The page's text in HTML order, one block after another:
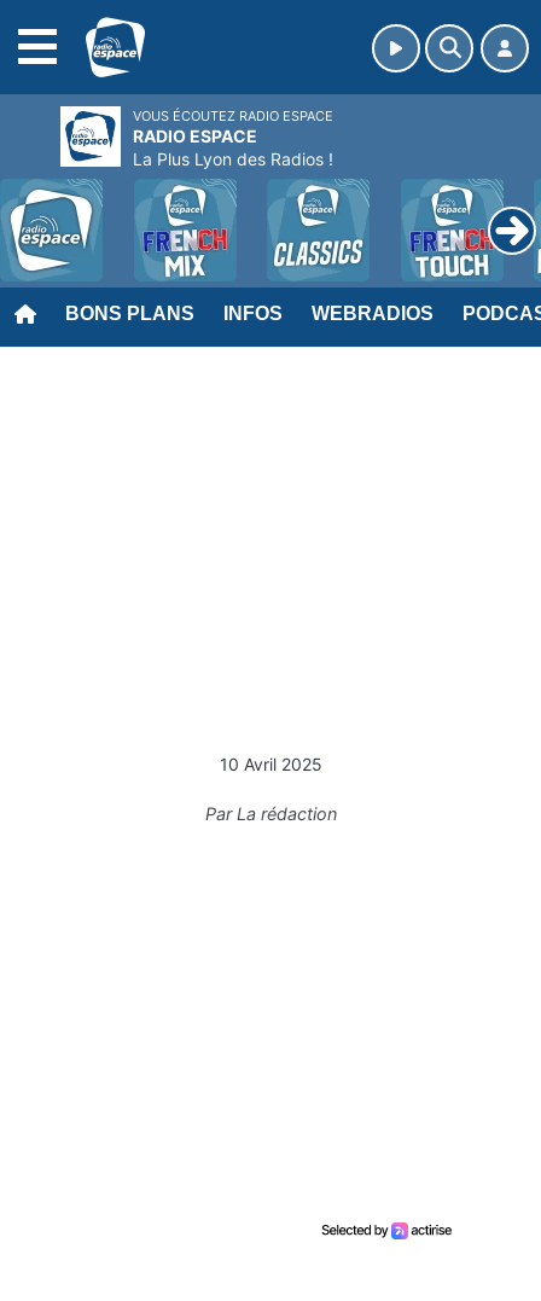
BONS PLANS INFOS WEBRADIOS
10 Avril 2025
ParLa rédaction
VOUS ÉCOUTEZ RADIO ESPACE
RADIO ESPACE
La Plus Lyon des Radios !